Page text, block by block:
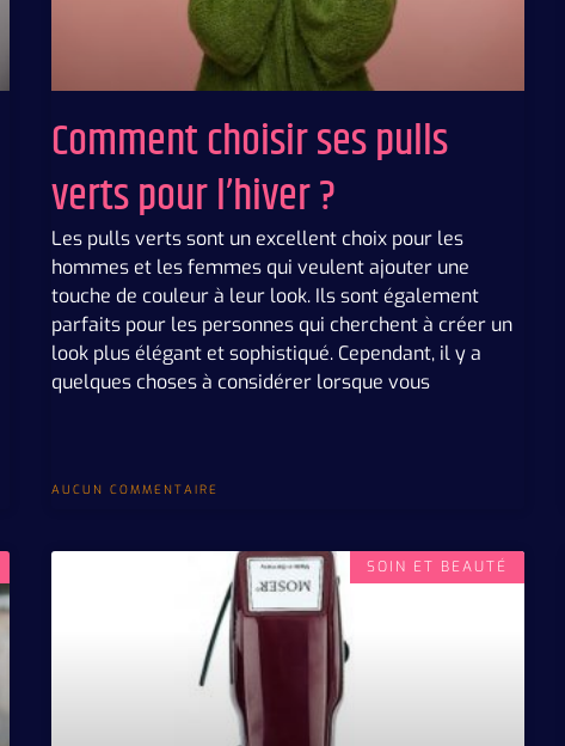
Comment choisir ses pulls
verts pour l’hiver ?
Les pulls verts sont un excellent choix pour les
hommes et les femmes qui veulent ajouter une
touche de couleur à leur look. Ils sont également
parfaits pour les personnes qui cherchent à créer un
look plus élégant et sophistiqué. Cependant, il y a
quelques choses à considérer lorsque vous
AUCUN COMMENTAIRE
SOIN ET BEAUTÉ